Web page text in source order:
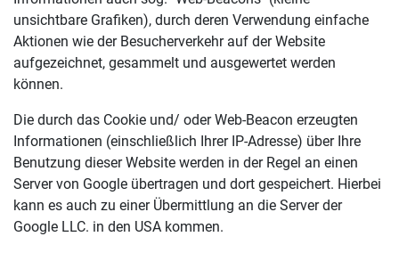
unsichtbare Grafiken), durch deren Verwendung einfache
Aktionen wie der Besucherverkehr auf der Website
aufgezeichnet, gesammelt und ausgewertet werden
können.
Die durch das Cookie und/ oder Web-Beacon erzeugten
Informationen (einschließlich Ihrer IP-Adresse) über Ihre
Benutzung dieser Website werden in der Regel an einen
Server von Google übertragen und dort gespeichert. Hierbei
kann es auch zu einer Übermittlung an die Server der
Google LLC. in den USA kommen.